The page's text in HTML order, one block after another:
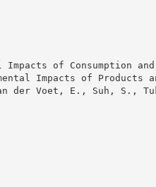
of Consumption and
Impacts of Products
der Voet, E., Suh, S.,